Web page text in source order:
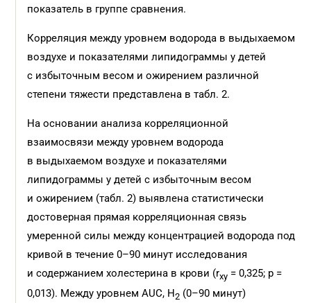
показатель в группе сравнения.
Корреляция между уровнем водорода в выдыхаемом
воздухе и показателями липидограммы у детей
с избыточным весом и ожирением различной
степени тяжести представлена в табл. 2.
На основании анализа корреляционной
взаимосвязи между уровнем водорода
в выдыхаемом воздухе и показателями
липидограммы у детей с избыточным весом
и ожирением (табл. 2) выявлена статистически
достоверная прямая корреляционная связь
умеренной силы между концентрацией водорода под
кривой в течение 0–90 минут исследования
и содержанием холестерина в крови (rxy = 0,325; p =
0,013). Между уровнем AUC, H2 (0–90 минут)